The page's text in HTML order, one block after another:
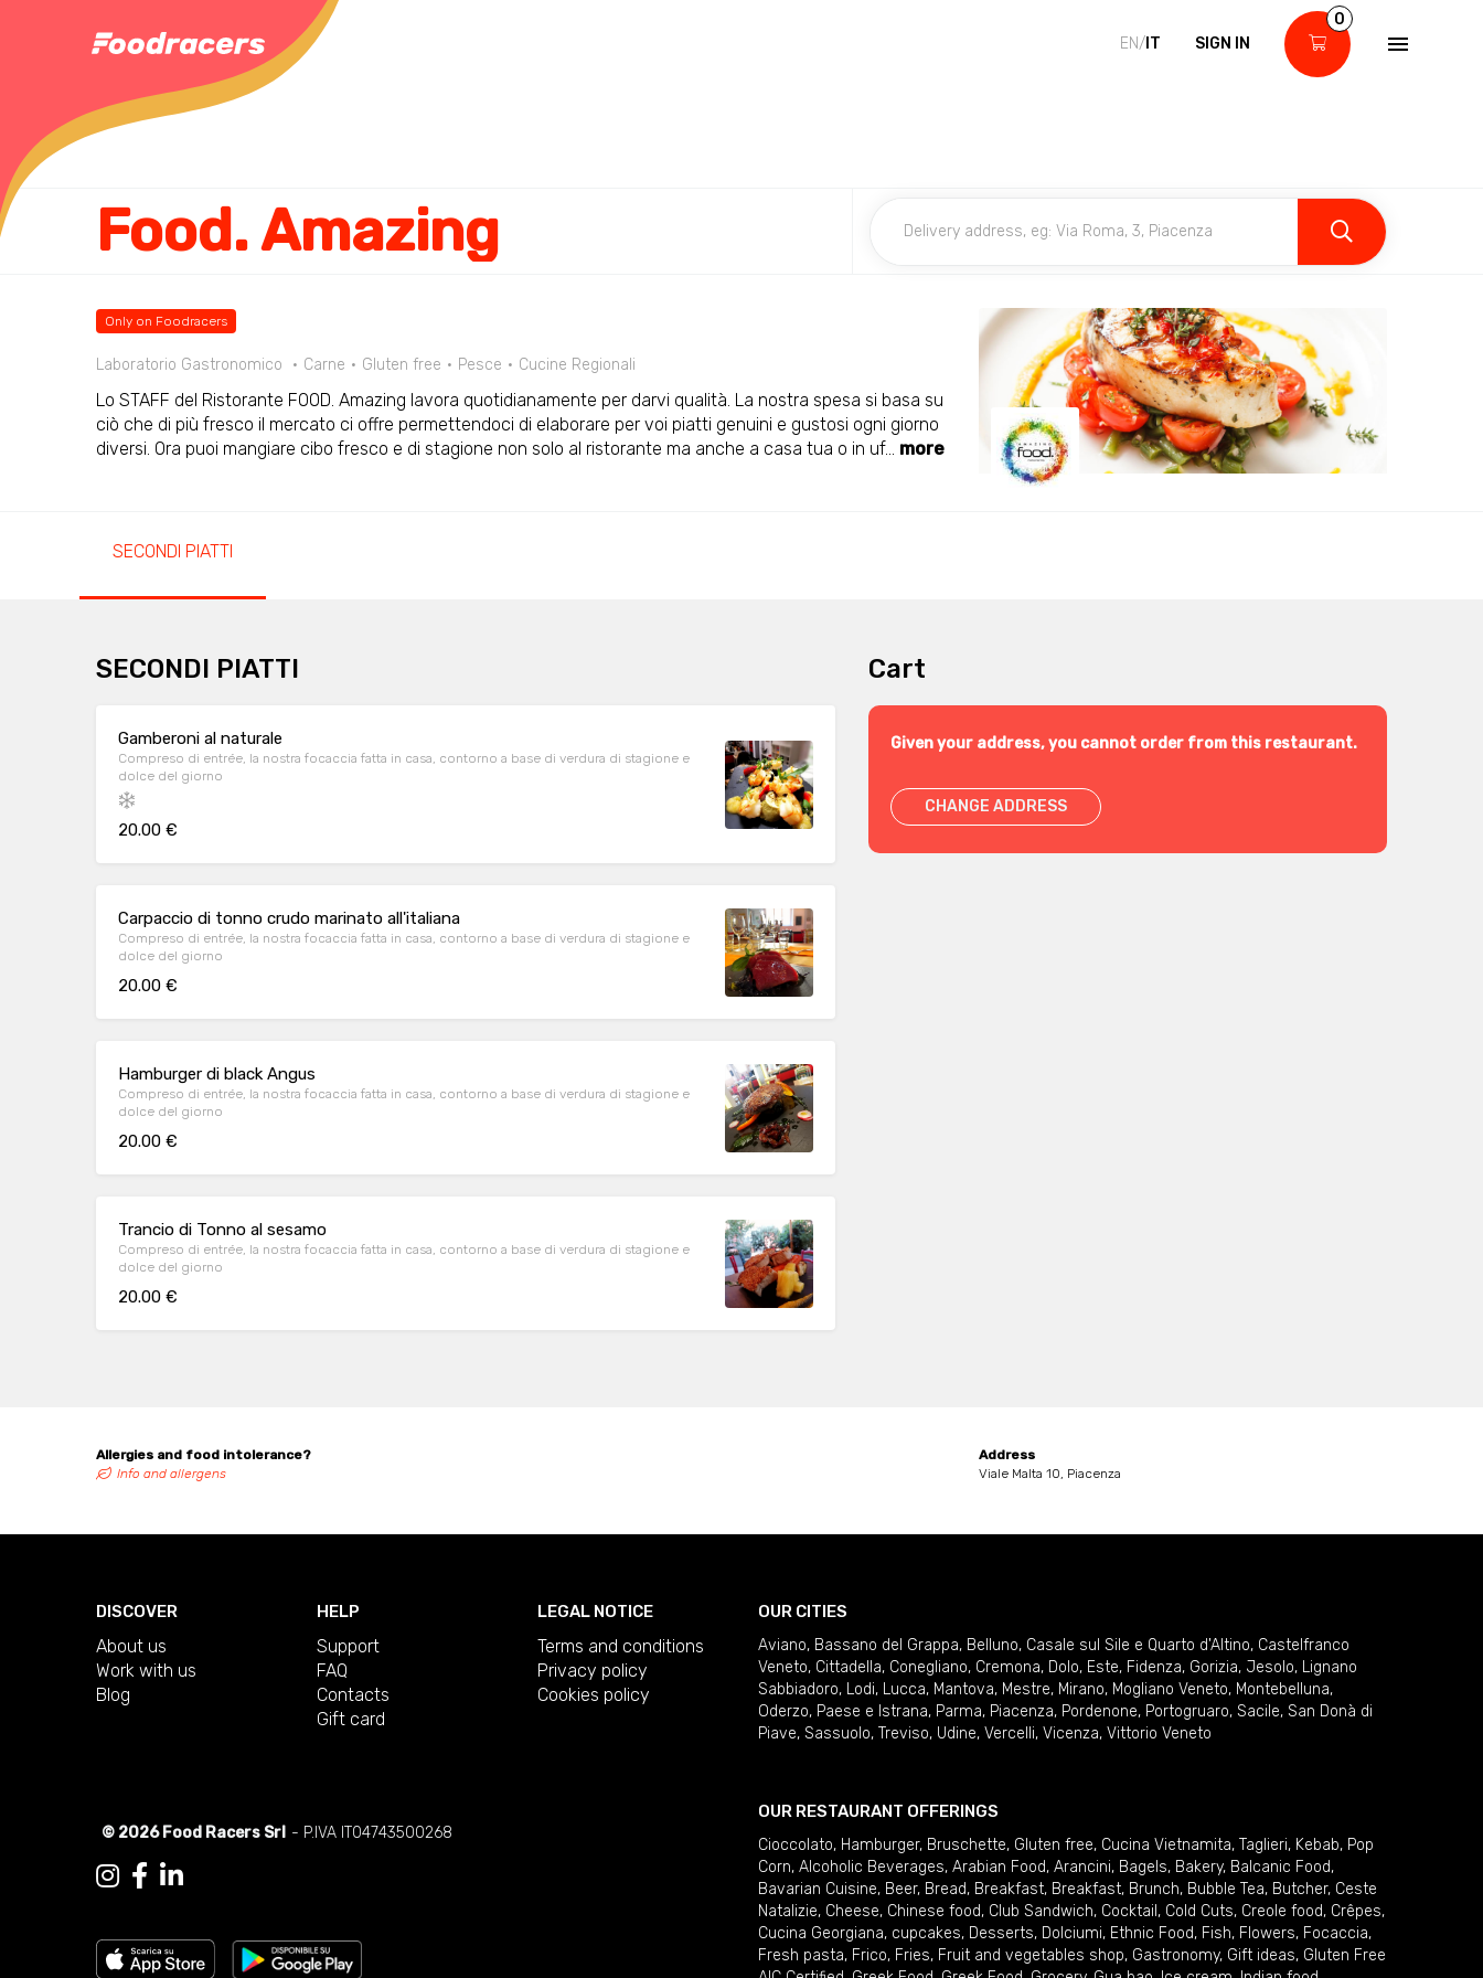
EN/ IT SIGN IN
0
Food. Amazing
Only on Foodracers
Laboratorio Gastronomico Carne Gluten free Pesce Cucine Regionali
Lo STAFF del Ristorante FOOD. Amazing lavora quotidianamente per darvi qualità. La nostra spesa si basa su
ciò che di più fresco il mercato ci offre permettendoci di elaborare per voi piatti genuini e gustosi ogni giorno
diversi. Ora puoi mangiare cibo fresco e di stagione non solo al ristorante ma anche a casa tua o in uf... more
SECONDI PIATTI
SECONDI PIATTI
Gamberoni al naturale
Compreso di entrée, la nostra focaccia fatta in casa, contorno a base di verdura di stagione e
dolce del giorno
20.00 €
Carpaccio di tonno crudo marinato all'italiana
Compreso di entrée, la nostra focaccia fatta in casa, contorno a base di verdura di stagione e
dolce del giorno
20.00 €
Hamburger di black Angus
Compreso di entrée, la nostra focaccia fatta in casa, contorno a base di verdura di stagione e
dolce del giorno
20.00 €
Trancio di Tonno al sesamo
Compreso di entrée, la nostra focaccia fatta in casa, contorno a base di verdura di stagione e
dolce del giorno
20.00 €
Cart
Given your address, you cannot order from this restaurant.
CHANGE ADDRESS
Allergies and food intolerance?
Info and allergens
Address
Viale Malta 10, Piacenza
DISCOVER
About us
Work with us
Blog
HELP
Support
FAQ
Contacts
Gift card
LEGAL NOTICE
Terms and conditions
Privacy policy
Cookies policy
© 2026 Food Racers Srl - P.IVA IT04743500268
OUR CITIES
Aviano, Bassano del Grappa, Belluno, Casale sul Sile e Quarto d'Altino, Castelfranco
Veneto, Cittadella, Conegliano, Cremona, Dolo, Este, Fidenza, Gorizia, Jesolo, Lignano
Sabbiadoro, Lodi, Lucca, Mantova, Mestre, Mirano, Mogliano Veneto, Montebelluna,
Oderzo, Paese e Istrana, Parma, Piacenza, Pordenone, Portogruaro, Sacile, San Donà di
Piave, Sassuolo, Treviso, Udine, Vercelli, Vicenza, Vittorio Veneto
OUR RESTAURANT OFFERINGS
Cioccolato, Hamburger, Bruschette, Gluten free, Cucina Vietnamita, Taglieri, Kebab, Pop
Corn, Alcoholic Beverages, Arabian Food, Arancini, Bagels, Bakery, Balcanic Food,
Bavarian Cuisine, Beer, Bread, Breakfast, Breakfast, Brunch, Bubble Tea, Butcher, Ceste
Natalizie, Cheese, Chinese food, Club Sandwich, Cocktail , Cold Cuts, Creole food, Crêpes,
Cucina Georgiana, cupcakes, Desserts, Dolciumi, Ethnic Food, Fish, Flowers, Focaccia,
Fresh pasta, Frico, Fries, Fruit and vegetables shop, Gastronomy, Gift ideas, Gluten Free